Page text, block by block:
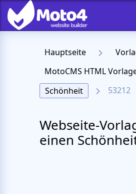
Hauptseite
MotoCMS HTML
Schönheit
53212
Webseite-
einen